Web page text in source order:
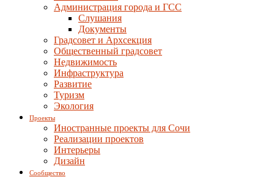
Администрация города и ГСС
Слушания
Документы
Градсовет и Архсекция
Общественный градсовет
Недвижимость
Инфраструктура
Развитие
Туризм
Экология
Проекты
Иностранные проекты для Сочи
Реализации проектов
Интерьеры
Дизайн
Сообщество